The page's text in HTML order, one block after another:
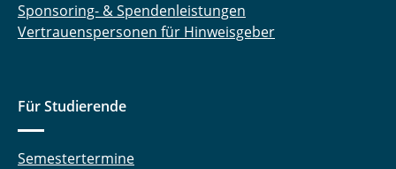
Sponsoring- & Spendenleistungen
Vertrauenspersonen für Hinweisgeber
Für Studierende
Semestertermine